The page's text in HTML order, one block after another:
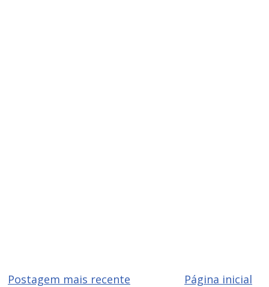
Postagem mais recente Página inicial